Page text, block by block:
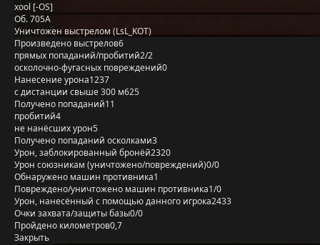
xool [-OS]
Об. 705А
Уничтожен выстрелом (LsL_KOT)
Произведено выстрелов6
прямых попаданий/пробитий2/2
осколочно-фугасных повреждений0
Нанесение урона1237
с дистанции свыше 300 м625
Получено попаданий11
пробитий4
не нанёсших урон5
Получено попаданий осколками3
Урон, заблокированный бронёй2320
Урон союзникам (уничтожено/повреждений)0/0
Обнаружено машин противника1
Повреждено/уничтожено машин противника1/0
Урон, нанесённый с помощью данного игрока2433
Очки захвата/защиты базы0/0
Пройдено километров0,7
Закрыть